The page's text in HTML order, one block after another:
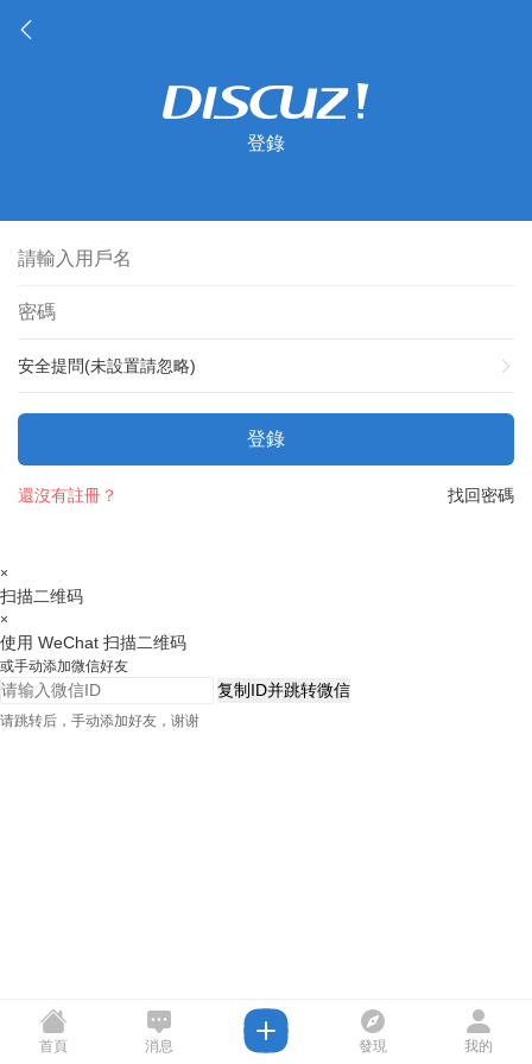
登錄
安全提問(未設置請忽略)
登錄
找回密碼
還沒有註冊？
×
扫描二维码
×
使用 WeChat 扫描二维码
或手动添加微信好友
复制ID并跳转微信
请跳转后，手动添加好友，谢谢
首頁 消息 發現 我的